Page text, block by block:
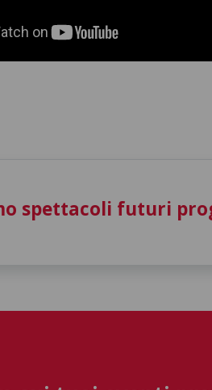
spettacoli futuri